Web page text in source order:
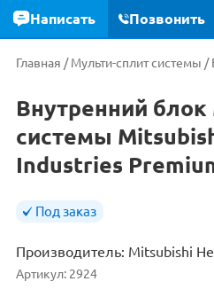
Главная /Мульти-сплит системы /
Внутренний блок
системы
Industries
Под заказ
Производитель: Mitsubishi
Артикул: 2924
Написать Позвонить